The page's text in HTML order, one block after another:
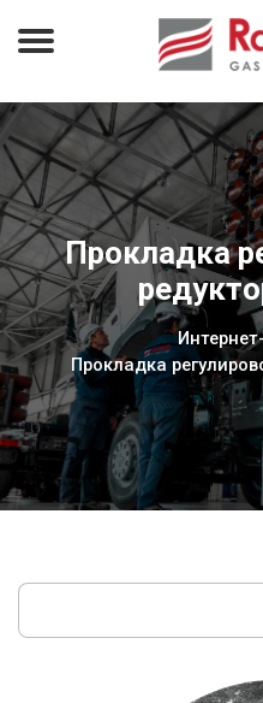
Прокладка
Прокладка